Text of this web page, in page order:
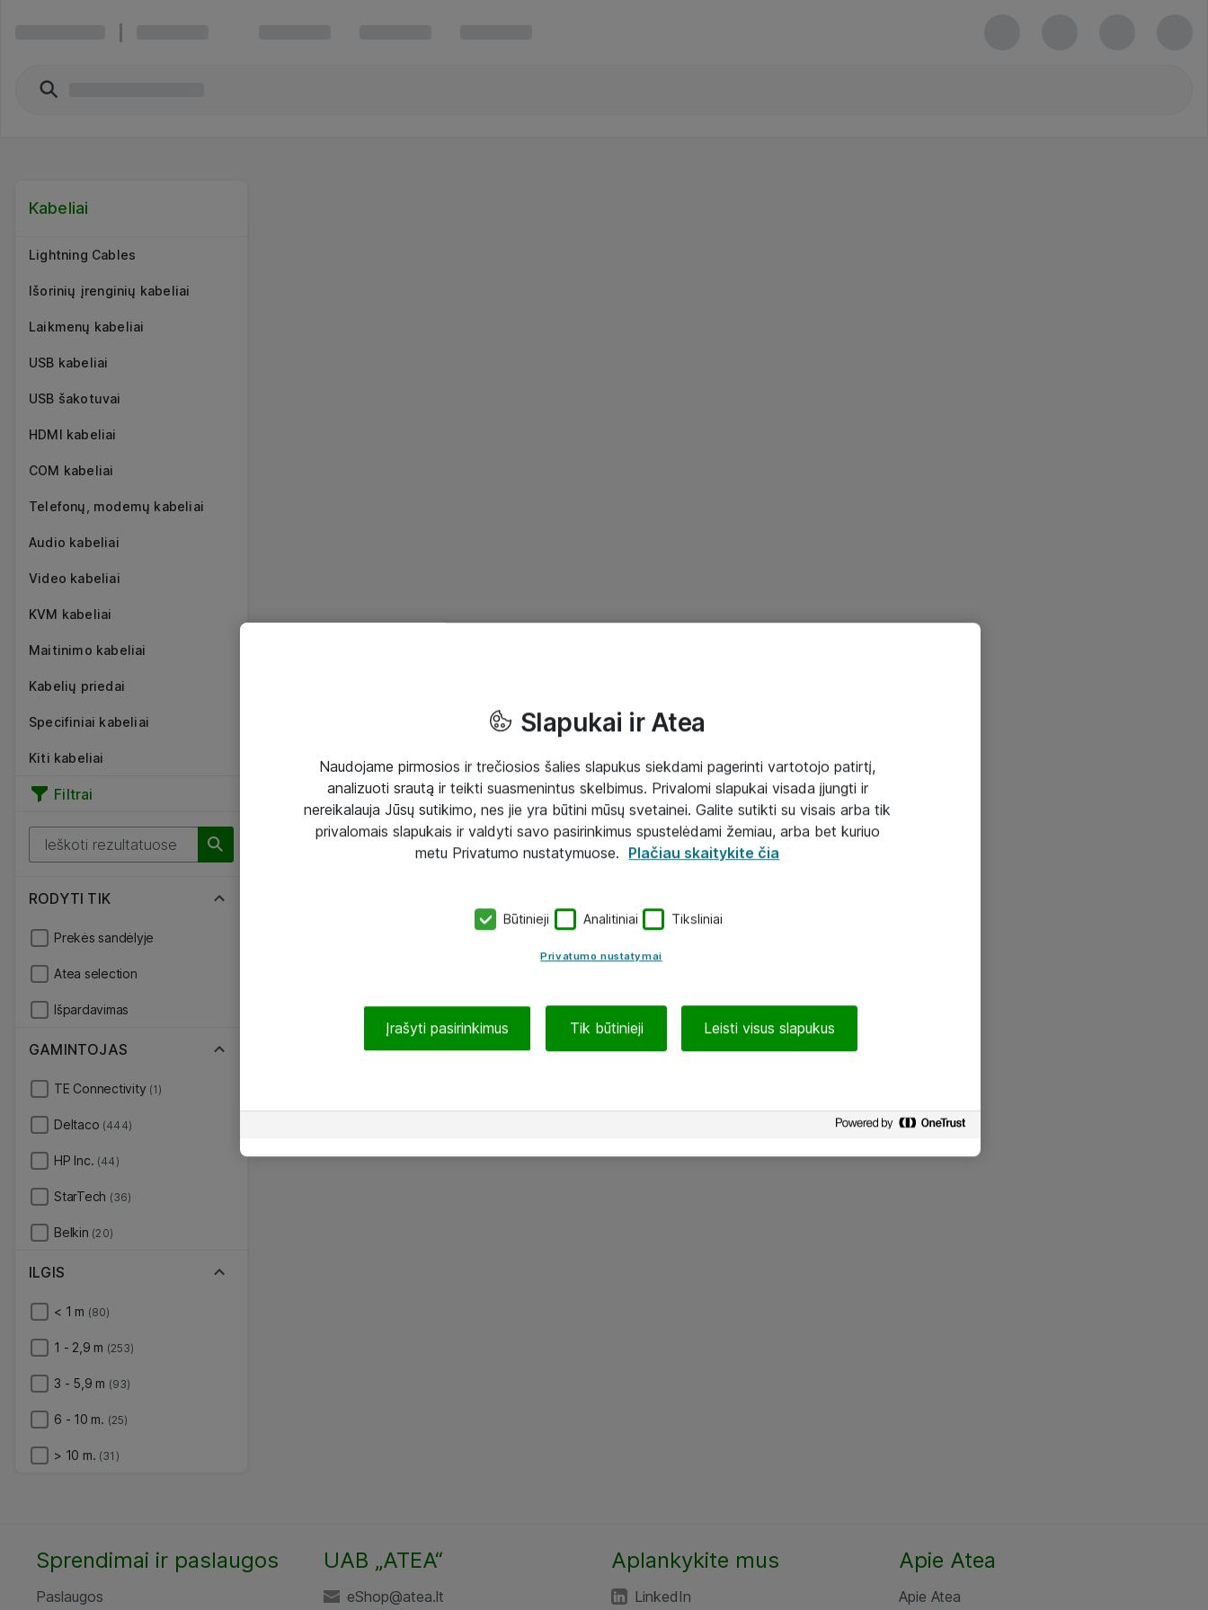
Kabeliai
Lightning Cables
Išorinių įrenginių kabeliai
Laikmenų kabeliai
USB kabeliai
USB šakotuvai
HDMI kabeliai
COM kabeliai
Telefonų, modemų kabeliai
Audio kabeliai
Video kabeliai
KVM kabeliai
Maitinimo kabeliai
Kabelių priedai
Specifiniai kabeliai
Kiti kabeliai
Filtrai
RODYTI TIK
Prekės sandėlyje
Atea selection
Išpardavimas
GAMINTOJAS
TE Connectivity (1)
Deltaco (444)
HP Inc. (44)
StarTech (36)
Belkin (20)
ILGIS
< 1 m (80)
1 - 2,9 m (253)
3 - 5,9 m (93)
6 - 10 m. (25)
> 10 m. (31)
Sprendimai ir paslaugos
Paslaugos
UAB „ATEA“
eShop@atea.lt
Aplankykite mus
LinkedIn
Apie Atea
Apie Atea
Slapukai ir Atea
Naudojame pirmosios ir trečiosios šalies slapukus siekdami pagerinti vartotojo patirtį,
analizuoti srautą ir teikti suasmenintus skelbimus. Privalomi slapukai visada įjungti ir
nereikalauja Jūsų sutikimo, nes jie yra būtini mūsų svetainei. Galite sutikti su visais arba tik
privalomais slapukais ir valdyti savo pasirinkimus spustelėdami žemiau, arba bet kuriuo
metu Privatumo nustatymuose. Plačiau skaitykite čia
Būtinieji Analitiniai Tiksliniai
Privatumo nustatymai
Įrašyti pasirinkimus Tik būtinieji Leisti visus slapukus